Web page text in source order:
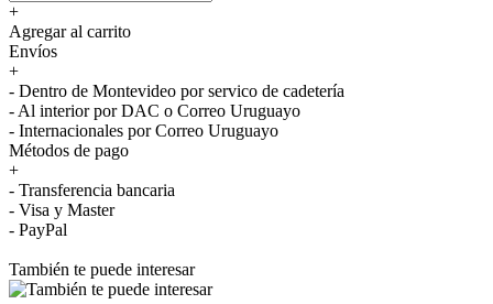
+
Agregar al carrito
Envíos
+
- Dentro de Montevideo por servico de cadetería
- Al interior por DAC o Correo Uruguayo
- Internacionales por Correo Uruguayo
Métodos de pago
+
- Transferencia bancaria
- Visa y Master
- PayPal
También te puede interesar